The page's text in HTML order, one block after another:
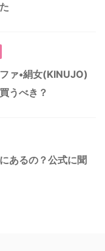
ァ•絹女(KINUJO)
うべき？
あるの？公式に聞